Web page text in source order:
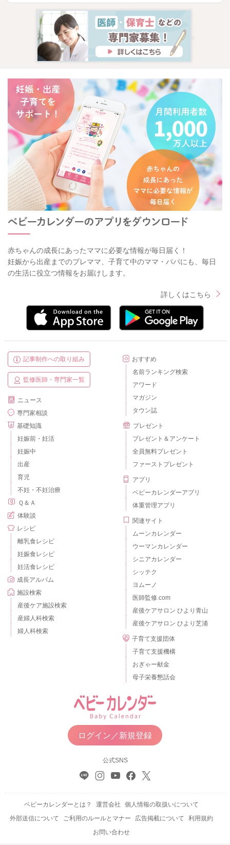
赤ちゃんの成長にあったママに必要な情報が毎日届く！
妊娠から出産までのプレママ、子育て中のママ・パパにも、毎日
の生活に役立つ情報をお届けします。
詳しくはこちら
記事制作への取り組み
監修医師・専門家一覧
ニュース
専門家相談
基礎知識
妊娠前・妊活
妊娠中
出産
育児
不妊・不妊治療
Ｑ＆Ａ
体験談
レシピ
離乳食レシピ
妊娠食レシピ
妊活食レシピ
成長アルバム
施設検索
産後ケア施設検索
産婦人科検索
婦人科検索
おすすめ
名前ランキング検索
アワード
マガジン
タウン誌
プレゼント
プレゼント＆アンケート
全員無料プレゼント
ファーストプレゼント
アプリ
ベビーカレンダーアプリ
体重管理アプリ
関連サイト
ムーンカレンダー
ウーマンカレンダー
シニアカレンダー
シッテク
ヨムーノ
医師監修.com
産後ケアサロン ひより青山
産後ケアサロン ひより芝浦
子育て支援団体
子育て支援機構
おぎゃー献金
母子栄養懇話会
ログイン／新規登録
公式SNS
ベビーカレンダーとは？ 運営会社
個人情報の取扱いについて
外部送信について
ご利用のルールとマナー 広告掲載について
利用規約
お問い合わせ